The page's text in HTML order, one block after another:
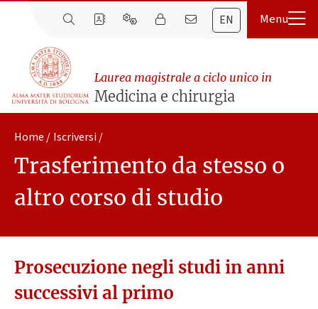
EN
Laurea magistrale a ciclo unico in
Medicina e chirurgia
Home Iscriversi
Trasferimento da stesso o
altro corso di studio
Prosecuzione negli studi in anni
successivi al primo